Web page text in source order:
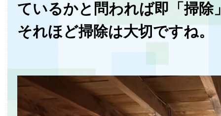
ているかと問われば即「掃除
それほど掃除は大切ですね。